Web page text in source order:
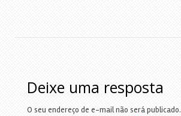
Deixe uma resposta
O seu endereço de e-mail não será publicado.